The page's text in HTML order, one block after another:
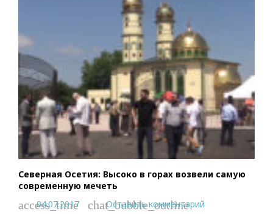
Северная Осетия: Высоко в горах возвели самую
современную мечеть
access_time
04.07.2017 chat_bubble_outline
Оставить комментарий